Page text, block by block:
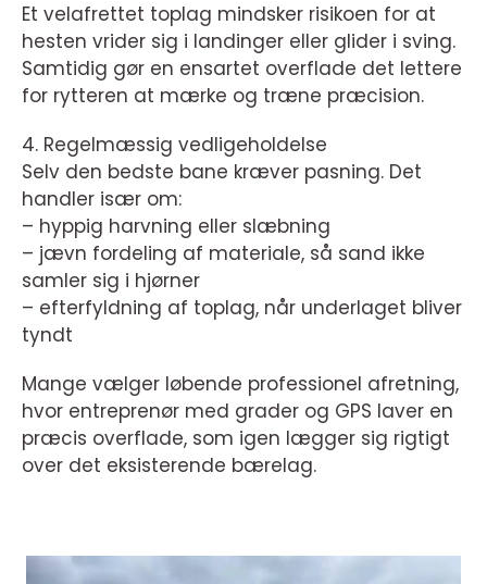
Et velafrettet toplag mindsker risikoen for at
hesten vrider sig i landinger eller glider i sving.
Samtidig gør en ensartet overflade det lettere
for rytteren at mærke og træne præcision.
4. Regelmæssig vedligeholdelse
Selv den bedste bane kræver pasning. Det
handler især om:
– hyppig harvning eller slæbning
– jævn fordeling af materiale, så sand ikke
samler sig i hjørner
– efterfyldning af toplag, når underlaget bliver
tyndt
Mange vælger løbende professionel afretning,
hvor entreprenør med grader og GPS laver en
præcis overflade, som igen lægger sig rigtigt
over det eksisterende bærelag.